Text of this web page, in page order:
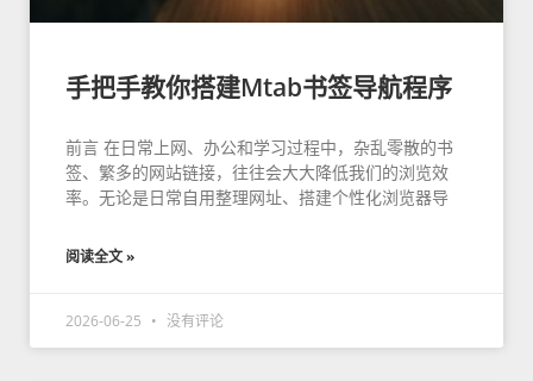
手把手教你搭建Mtab书签导航程序
前言 在日常上网、办公和学习过程中，杂乱零散的书
签、繁多的网站链接，往往会大大降低我们的浏览效
率。无论是日常自用整理网址、搭建个性化浏览器导
阅读全文 »
2026-06-25 没有评论